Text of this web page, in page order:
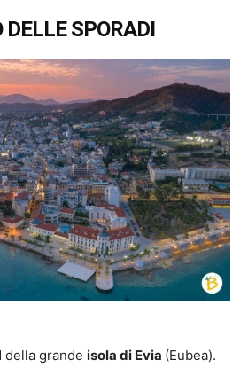
DELLE SPORADI
della grande isola di Evia (Eubea).